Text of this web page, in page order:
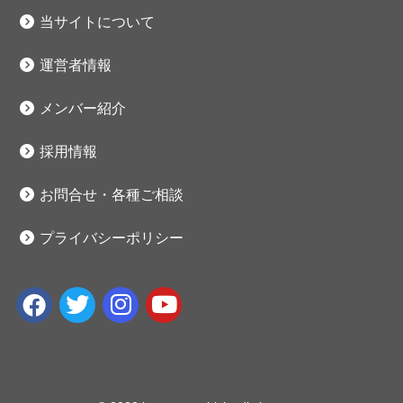
当サイトについて
運営者情報
メンバー紹介
採用情報
お問合せ・各種ご相談
プライバシーポリシー